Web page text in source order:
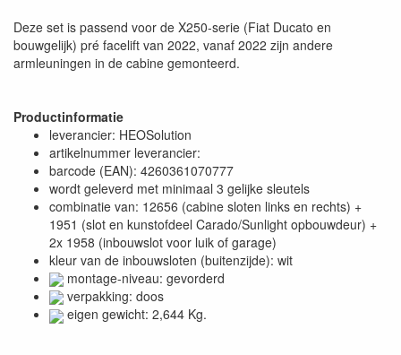
Deze set is passend voor de X250-serie (Fiat Ducato en
bouwgelijk) pré facelift van 2022, vanaf 2022 zijn andere
armleuningen in de cabine gemonteerd.
Productinformatie
leverancier: HEOSolution
artikelnummer leverancier:
barcode (EAN): 4260361070777
wordt geleverd met minimaal 3 gelijke sleutels
combinatie van: 12656 (cabine sloten links en rechts) +
1951 (slot en kunstofdeel Carado/Sunlight opbouwdeur) +
2x 1958 (inbouwslot voor luik of garage)
kleur van de inbouwsloten (buitenzijde): wit
montage-niveau: gevorderd
verpakking: doos
eigen gewicht: 2,644 Kg.